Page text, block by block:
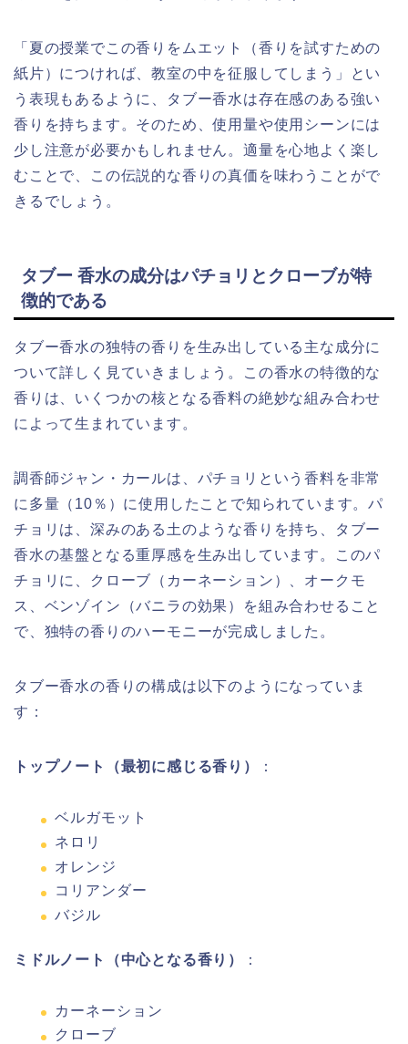
「夏の授業でこの香りをムエット（香りを試すための
紙片）につければ、教室の中を征服してしまう」とい
う表現もあるように、タブー香水は存在感のある強い
香りを持ちます。そのため、使用量や使用シーンには
少し注意が必要かもしれません。適量を心地よく楽し
むことで、この伝説的な香りの真価を味わうことがで
きるでしょう。
タブー 香水の成分はパチョリとクローブが特
徴的である
タブー香水の独特の香りを生み出している主な成分に
ついて詳しく見ていきましょう。この香水の特徴的な
香りは、いくつかの核となる香料の絶妙な組み合わせ
によって生まれています。
調香師ジャン・カールは、パチョリという香料を非常
に多量（10％）に使用したことで知られています。パ
チョリは、深みのある土のような香りを持ち、タブー
香水の基盤となる重厚感を生み出しています。このパ
チョリに、クローブ（カーネーション）、オークモ
ス、ベンゾイン（バニラの効果）を組み合わせること
で、独特の香りのハーモニーが完成しました。
タブー香水の香りの構成は以下のようになっていま
す：
トップノート（最初に感じる香り） ：
ベルガモット
ネロリ
オレンジ
コリアンダー
バジル
ミドルノート（中心となる香り） ：
カーネーション
クローブ